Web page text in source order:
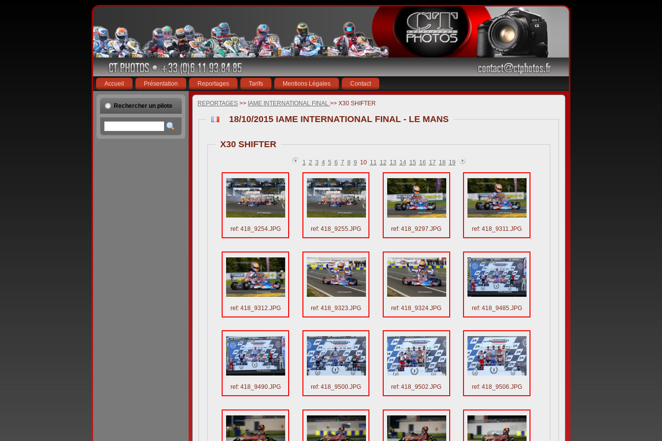
Accueil Présentation Reportages Tarifs Mentions Légales Contact
Rechercher un pilote REPORTAGES >> IAME INTERNATIONAL FINAL >> X30 SHIFTER
18/10/2015 IAME INTERNATIONAL FINAL - LE MANS
X30 SHIFTER
1 2 3 4 5 6 7 8 9 10 11 12 13 14 15 16 17 18 19
ref: 418_9254.JPG ref: 418_9255.JPG ref: 418_9297.JPG ref: 418_9311.JPG
ref: 418_9312.JPG ref: 418_9323.JPG ref: 418_9324.JPG ref: 418_9485.JPG
ref: 418_9490.JPG ref: 418_9500.JPG ref: 418_9502.JPG ref: 418_9506.JPG